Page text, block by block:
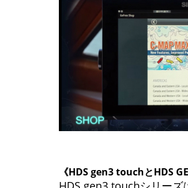
《HDS gen3 touchとHDS